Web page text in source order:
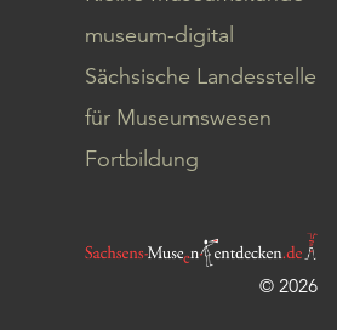
museum-digital
Sächsische Landesstelle
für Museumswesen
Fortbildung
© 2026